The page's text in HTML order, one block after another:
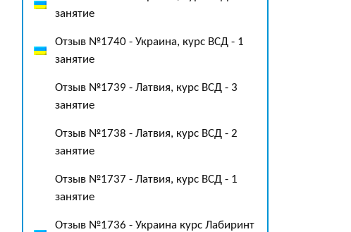
занятие
Отзыв №1740 - Украина, курс ВСД - 1
занятие
Отзыв №1739 - Латвия, курс ВСД - 3
занятие
Отзыв №1738 - Латвия, курс ВСД - 2
занятие
Отзыв №1737 - Латвия, курс ВСД - 1
занятие
Отзыв №1736 - Украина курс Лабиринт